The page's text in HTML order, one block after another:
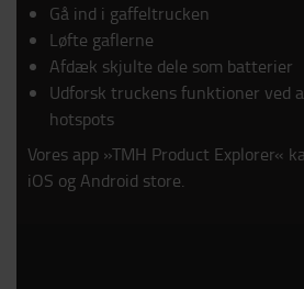
Gå ind i gaffeltrucken
Løfte gaflerne
Afdæk skjulte dele som batterier
Udforsk truckens funktioner ved
hotspots
Vores app »TMH Product Explorer«
iOS og Android store.